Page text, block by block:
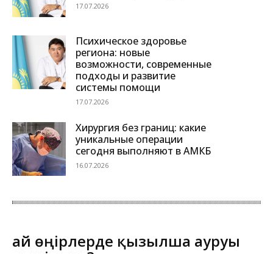
17.07.2026
Психическое здоровье
региона: новые
возможности, современные
подходы и развитие
системы помощи
17.07.2026
Хирургия без границ: какие
уникальные операции
сегодня выполняют в АМКБ
16.07.2026